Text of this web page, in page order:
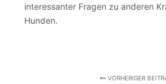
interessanter Fragen zu anderen
Hunden.
VORHERIGER